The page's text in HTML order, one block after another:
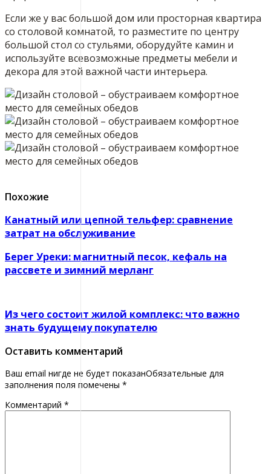
Если же у вас большой дом или просторная квартира
со столовой комнатой, то разместите по центру
большой стол со стульями, оборудуйте камин и
используйте всевозможные предметы мебели и
декора для этой важной части интерьера.
Похожие
Канатный или цепной тельфер: сравнение
затрат на обслуживание
Берег Уреки: магнитный песок, кефаль на
рассвете и зимний мерланг
Из чего состоит жилой комплекс: что важно
знать будущему покупателю
Оставить комментарий
Ваш email нигде не будет показанОбязательные для
заполнения поля помечены *
Комментарий *